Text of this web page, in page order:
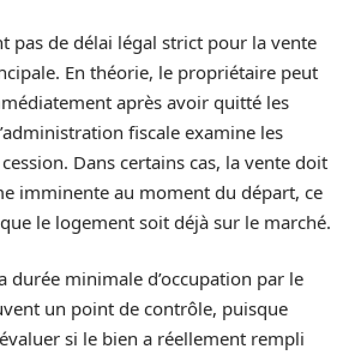
pas de délai légal strict pour la vente
En théorie, le propriétaire peut
après avoir quitté les
fiscale examine les
Dans certains cas, la vente doit
imminente au moment du départ, ce
le logement soit déjà sur le marché.
durée minimale d’occupation par le
un point de contrôle, puisque
si le bien a réellement rempli